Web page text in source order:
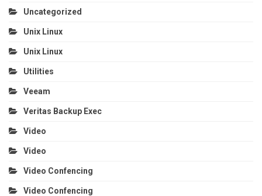
Uncategorized
Unix Linux
Unix Linux
Utilities
Veeam
Veritas Backup Exec
Video
Video
Video Confencing
Video Confencing